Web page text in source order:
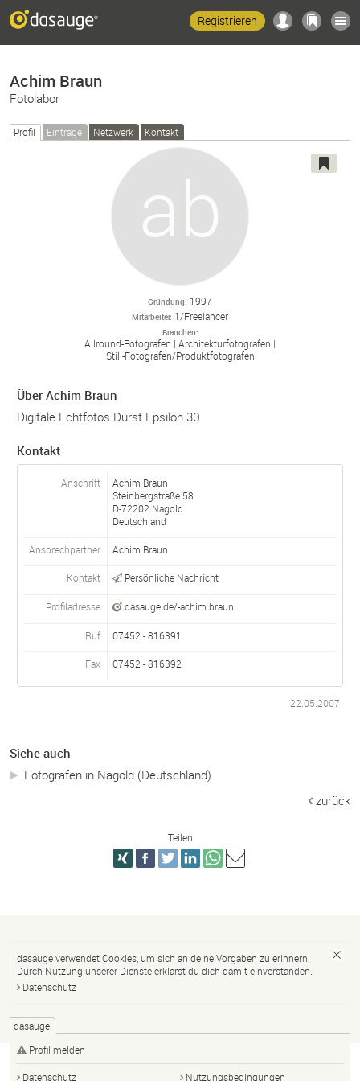
Registrieren
Achim Braun
Fotolabor
Profil Einträge Netzwerk Kontakt
Gründung 1997
Mitarbeiter 1/Freelancer
Branchen
Allround-Fotografen
Architekturfotografen
Still-Fotografen/Produktfotografen
Über Achim Braun
Digitale Echtfotos Durst Epsilon 30
Kontakt
Anschrift
Achim Braun
Steinbergstraße 58
D-72202 Nagold
Deutschland
Ansprechpartner Achim Braun
Kontakt Persönliche Nachricht
Profiladresse dasauge.de/-achim.braun
Ruf 07452 - 816391
Fax 07452 - 816392
22.05.2007
Siehe auch
Fotografen in Nagold (Deutschland)
zurück
Teilen
dasauge verwendet Cookies, um sich an deine Vorgaben zu erinnern.
Durch Nutzung unserer Dienste erklärst du dich damit einverstanden.
Datenschutz
dasauge
Profil melden
Datenschutz Nutzungsbedingungen